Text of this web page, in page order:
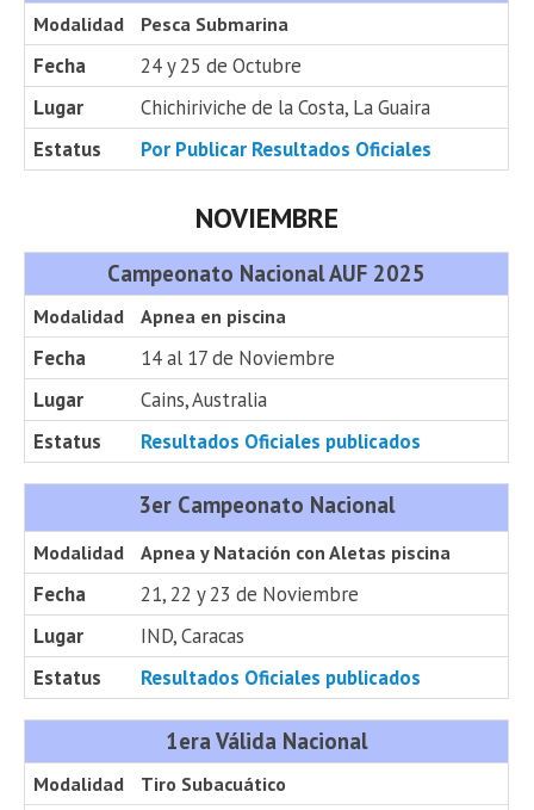
Modalidad Pesca Submarina
Fecha
24 y 25 de Octubre
Lugar
Chichiriviche de la Costa, La Guaira
Estatus
Por Publicar Resultados Oficiales
NOVIEMBRE
Campeonato Nacional AUF 2025
Modalidad Apnea en piscina
Fecha
14 al 17 de Noviembre
Lugar
Cains, Australia
Estatus
Resultados Oficiales publicados
3er Campeonato Nacional
Modalidad Apnea y Natación con Aletas piscina
Fecha
21, 22 y 23 de Noviembre
Lugar
IND, Caracas
Estatus
Resultados Oficiales publicados
1era Válida Nacional
Modalidad Tiro Subacuático